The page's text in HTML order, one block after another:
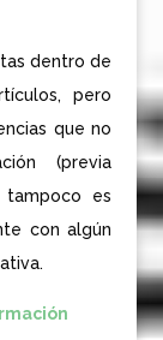
dentro de
pero
que no
(previa
es
con algún